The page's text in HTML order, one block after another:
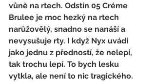
vůně na rtech. Odstín 05 Créme
Brulee je moc hezký na rtech
narůžovělý, snadno se nanáší a
nevysušuje rty. I když Nyx uvádí
jako jednu z předností, že nelepí,
tak trochu lepí. To bych lesku
vytkla, ale není to nic tragického.